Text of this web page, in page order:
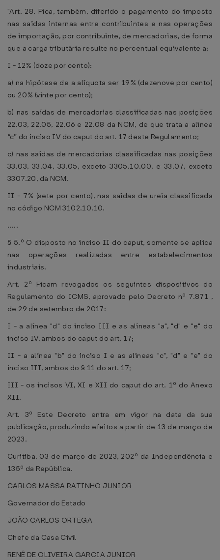
"Art. 28. Fica, também, diferido o pagamento do imposto
nas saídas internas entre contribuintes e nas operações
de importação, por contribuinte, de mercadorias, de forma
que a carga tributária resulte no percentual equivalente a:
I - 12% (doze por cento):
a) na hipótese de a alíquota ser 19% (dezenove por cento)
ou 20% (vinte por cento);
b) nas saídas de mercadorias classificadas nas posições
22.03, 22.05, 22.06 e 22.08 da NCM, de que trata a alínea
“c” do inciso IV do caput do art. 17 deste Regulamento;
c) nas saídas de mercadorias classificadas nas posições
33.03, 33.04, 33.05, exceto 3305.10.00, e 33.07, exceto
3307.20, da NCM.
II - 7% (sete por cento), nas saídas de ureia classificada
no código NCM 3102.10.10.
.....
§ 5.º O disposto no inciso II do caput, somente se aplica
nas operações realizadas entre estabelecimentos
industriais.
Art. 2º Ficam revogados os seguintes dispositivos do
Regulamento do ICMS, aprovado pelo Decreto nº 7.871 ,
de 29 de setembro de 2017:
I - a alínea "d" do inciso III e as alíneas "a", "d" e "e" do
inciso IV, ambos do caput do art. 17;
II - a alínea "b" do inciso I e as alíneas "c", "d" e "e" do
inciso III, ambos do § 11 do art. 17;
III - os incisos VI, XI e XII do caput do art. 1º do Anexo
XII.
Art. 3º Este Decreto entra em vigor na data da sua
publicação, produzindo efeitos a partir de 13 de março de
2023.
Curitiba, 03 de março de 2023, 202º da Independência e
135º da República.
CARLOS MASSA RATINHO JUNIOR
Governador do Estado
JOÃO CARLOS ORTEGA
Chefe da Casa Civil
RENÊ DE OLIVEIRA GARCIA JUNIOR